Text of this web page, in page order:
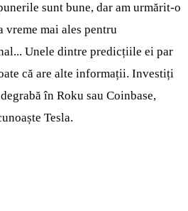
sunt bune, dar am urmărit-o
vreme mai ales pentru
Unele dintre predicțiile ei par
că are alte informații. Investiți
în Roku sau Coinbase,
Tesla.